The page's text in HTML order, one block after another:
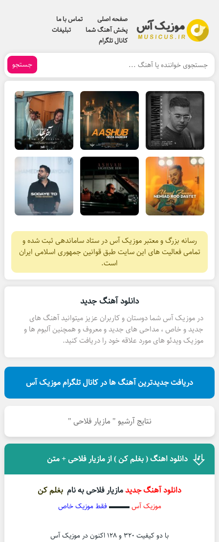
صفحه اصلی
تماس با ما
پخش آهنگ شما
تبلیغات
کانال تلگرام
جستجو
رسانه بزرگ و معتبر موزیک آس در ستاد ساماندهی ثبت شده و
تمامی فعالیت های این سایت طبق قوانین جمهوری اسلامی ایران
است.
دانلود آهنگ جدید
در موزیک آس شما دوستان و کاربران عزیز میتوانید آهنگ های
جدید و خاص ، مداحی های جدید و معروف و همچنین آلبوم ها و
موزیک ویدئو های مورد علاقه خود را دریافت کنید.
دریافت جدیدترین آهنگ ها در کانال تلگرام موزیک آس
نتایج آرشیو " مازیار فلاحی "
دانلود اهنگ ( بغلم کن ) از مازیار فلاحی + متن
دانلود آهنگ جدیدمازیار فلاحی به نام بغلم کن
موزیک آس▬▬▬ فقط موزیک خاص
با دو کیفیت ۳۲۰ و ۱۲۸ اکنون در موزیک آس